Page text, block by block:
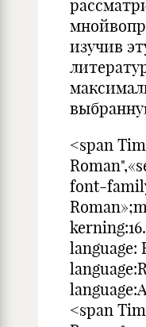
изучив
<span
font-
language:
<span